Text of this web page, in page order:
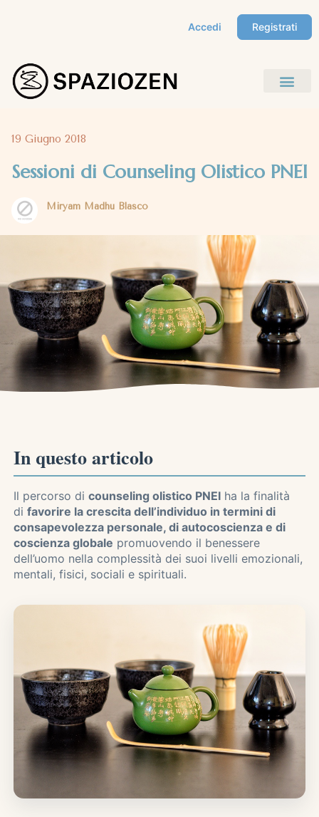
Accedi Registrati
19 Giugno 2018
Sessioni di Counseling Olistico PNEI
Miryam Madhu Blasco
In questo articolo
Il percorso di counseling olistico PNEIha la finalità
di favorire la crescita dell’individuo in termini di
consapevolezza personale, di autocoscienza e di
coscienza globale promuovendo il benessere
dell’uomo nella complessità dei suoi livelli emozionali,
mentali, fisici, sociali e spirituali.